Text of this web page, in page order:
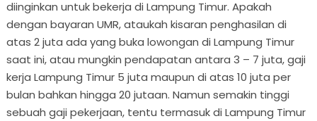
diinginkan untuk bekerja di Lampung Timur. Apakah
dengan bayaran UMR, ataukah kisaran penghasilan di
atas 2 juta ada yang buka lowongan di Lampung Timur
saat ini, atau mungkin pendapatan antara 3 – 7 juta, gaji
kerja Lampung Timur 5 juta maupun di atas 10 juta per
bulan bahkan hingga 20 jutaan. Namun semakin tinggi
sebuah gaji pekerjaan, tentu termasuk di Lampung Timur